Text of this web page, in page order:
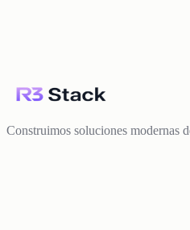
Construimos soluciones modernas